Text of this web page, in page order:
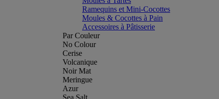
Ramequins et Mini-Cocottes
Moules & Cocottes à Pain
Accessoires à Pâtisserie
Par Couleur
No Colour
Cerise
Volcanique
Noir Mat
Meringue
Azur
Sea Salt